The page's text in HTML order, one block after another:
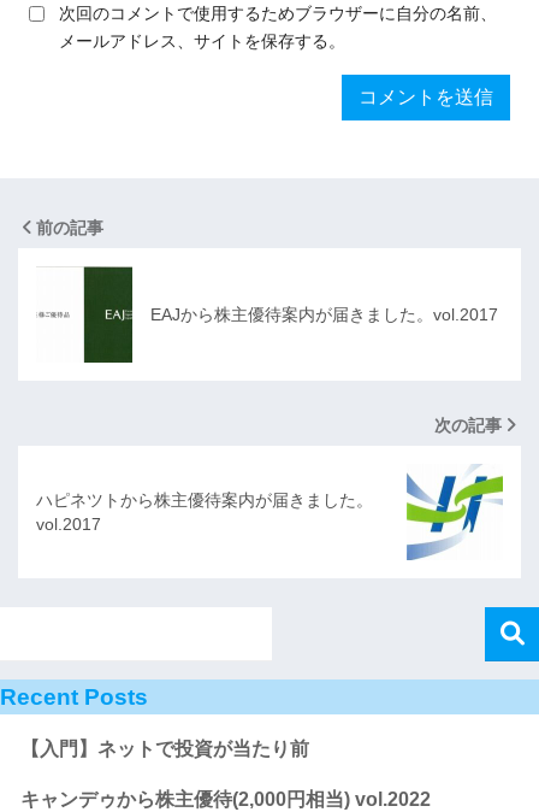
次回のコメントで使用するためブラウザーに自分の名前、
メールアドレス、サイトを保存する。
前の記事
EAJから株主優待案内が届きました。vol.2017
次の記事
ハピネツトから株主優待案内が届きました。
vol.2017
Recent Posts
【入門】ネットで投資が当たり前
キャンデゥから株主優待(2,000円相当) vol.2022